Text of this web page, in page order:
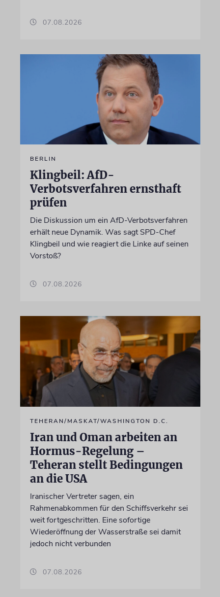
07.08.2026
BERLIN
Klingbeil: AfD-
Verbotsverfahren ernsthaft
prüfen
Die Diskussion um ein AfD-Verbotsverfahren
erhält neue Dynamik. Was sagt SPD-Chef
Klingbeil und wie reagiert die Linke auf seinen
Vorstoß?
07.08.2026
TEHERAN/MASKAT/WASHINGTON D.C.
Iran und Oman arbeiten an
Hormus-Regelung –
Teheran stellt Bedingungen
an die USA
Iranischer Vertreter sagen, ein
Rahmenabkommen für den Schiffsverkehr sei
weit fortgeschritten. Eine sofortige
Wiederöffnung der Wasserstraße sei damit
jedoch nicht verbunden
07.08.2026